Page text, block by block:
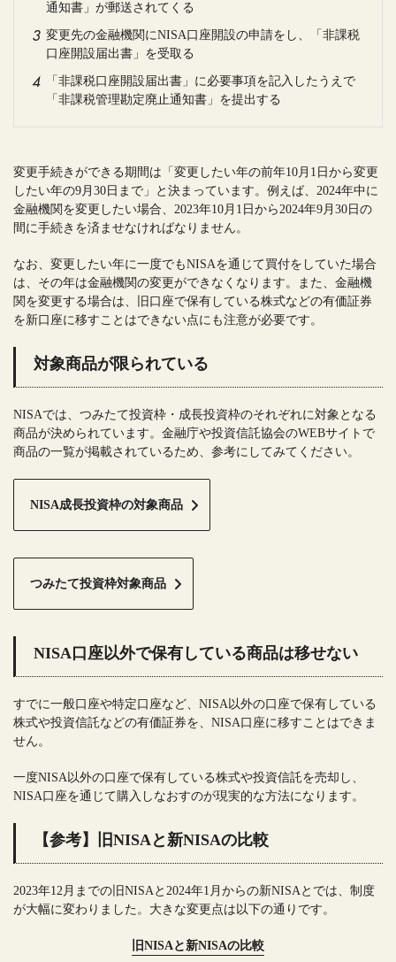
通知書」が郵送されてくる
変更先の金融機関にNISA口座開設の申請をし、「非課税
口座開設届出書」を受取る
「非課税口座開設届出書」に必要事項を記入したうえで
「非課税管理勘定廃止通知書」を提出する
変更手続きができる期間は「変更したい年の前年10月1日から変更
したい年の9月30日まで」と決まっています。例えば、2024年中に
金融機関を変更したい場合、2023年10月1日から2024年9月30日の
間に手続きを済ませなければなりません。
なお、変更したい年に一度でもNISAを通じて買付をしていた場合
は、その年は金融機関の変更ができなくなります。また、金融機
関を変更する場合は、旧口座で保有している株式などの有価証券
を新口座に移すことはできない点にも注意が必要です。
対象商品が限られている
NISAでは、つみたて投資枠・成長投資枠のそれぞれに対象となる
商品が決められています。金融庁や投資信託協会のWEBサイトで
商品の一覧が掲載されているため、参考にしてみてください。
NISA成長投資枠の対象商品
つみたて投資枠対象商品
NISA口座以外で保有している商品は移せない
すでに一般口座や特定口座など、NISA以外の口座で保有している
株式や投資信託などの有価証券を、NISA口座に移すことはできま
せん。
一度NISA以外の口座で保有している株式や投資信託を売却し、
NISA口座を通じて購入しなおすのが現実的な方法になります。
【参考】旧NISAと新NISAの比較
2023年12月までの旧NISAと2024年1月からの新NISAとでは、制度
が大幅に変わりました。大きな変更点は以下の通りです。
旧NISAと新NISAの比較